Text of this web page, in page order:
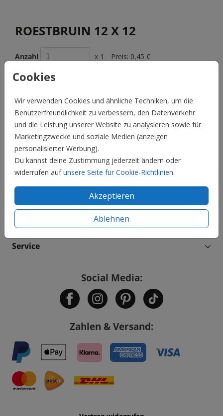
Cookies
Wir verwenden Cookies und ähnliche Techniken, um die
Benutzerfreundlichkeit zu verbessern, den Datenverkehr
und die Leistung unserer Website zu analysieren sowie für
Marketingzwecke und soziale Medien (anzeigen
personalisierter Werbung).
Du kannst deine Zustimmung jederzeit ändern oder
widerrufen aufunsere Seite für Cookie-Richtlinien.
Akzeptieren
Ablehnen
ROESTBRUIN 12 X 12
Anzahl x 1 Preis: 0,45 €
roestbruin 12 x 12
Preis:0,45 € für 1
Hochzeit
Familie & Feiertage
Service
Social Media:
Zahlen & Versand: